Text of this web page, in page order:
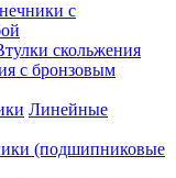
с
скольжения
с бронзовым
Линейные